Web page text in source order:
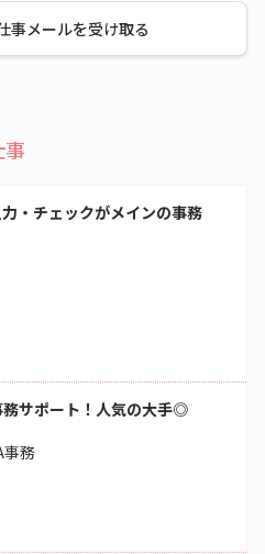
事メールを受け取る
事
・チェックがメインの事務
サポート！人気の大手◎
務